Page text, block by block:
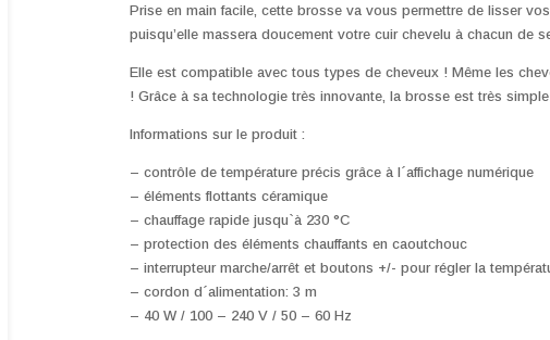
Prise en main facile, cette brosse va vous permettre de lisser
puisqu’elle massera doucement votre cuir chevelu à chacun de
Elle est compatible avec tous types de cheveux ! Même les
! Grâce à sa technologie très innovante, la brosse est très simple
Informations sur le produit :
– contrôle de température précis grâce à l´affichage numérique
– éléments flottants céramique
– chauffage rapide jusqu`à 230 °C
– protection des éléments chauffants en caoutchouc
– interrupteur marche/arrêt et boutons +/- pour régler la
– cordon d´alimentation: 3 m
– 40 W / 100 – 240 V / 50 – 60 Hz